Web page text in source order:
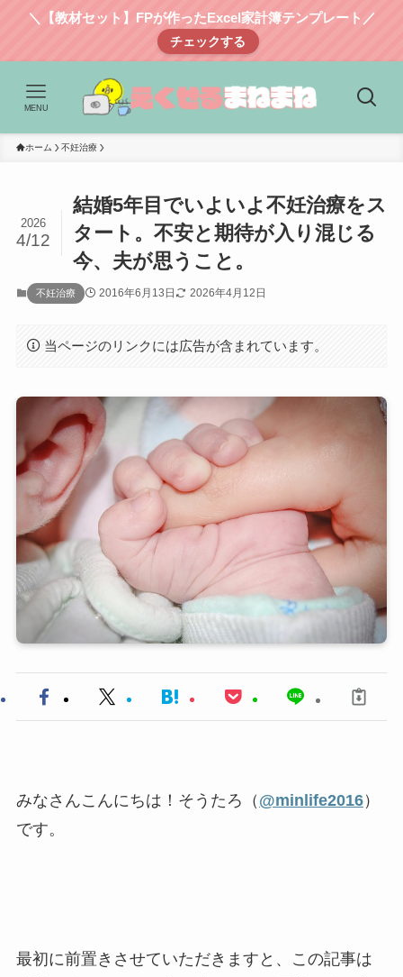
＼【教材セット】FPが作ったExcel家計簿テンプレート／
チェックする
MENU
ホーム 不妊治療
結婚5年目でいよいよ不妊治療をス
タート。不安と期待が入り混じる
今、夫が思うこと。
2026
4/12
不妊治療 2016年6月13日 2026年4月12日
当ページのリンクには広告が含まれています。
みなさんこんにちは！そうたろ（ @minlife2016）
です。
最初に前置きさせていただきますと、この記事は